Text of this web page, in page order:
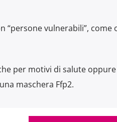
vulnerabili”, come
per motivi di salute
maschera Ffp2.